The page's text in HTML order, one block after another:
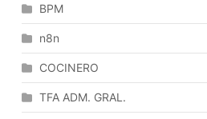
BPM
n8n
COCINERO
TFA ADM. GRAL.